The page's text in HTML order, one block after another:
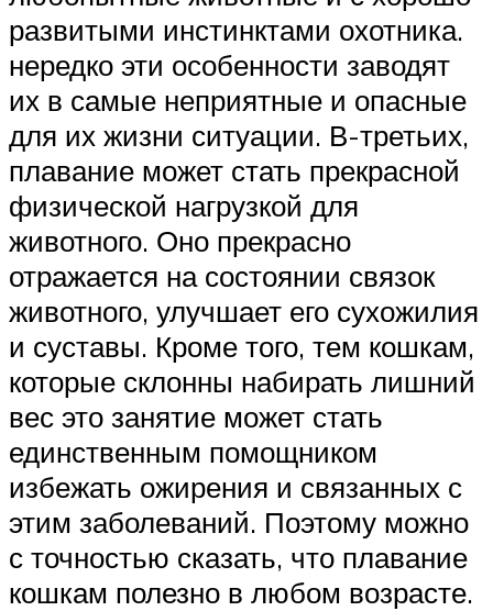
развитыми инстинктами охотника.
нередко эти особенности заводят
их в самые неприятные и опасные
для их жизни ситуации. В-третьих,
плавание может стать прекрасной
физической нагрузкой для
животного. Оно прекрасно
отражается на состоянии связок
животного, улучшает его сухожилия
и суставы. Кроме того, тем кошкам,
которые склонны набирать лишний
вес это занятие может стать
единственным помощником
избежать ожирения и связанных с
этим заболеваний. Поэтому можно
с точностью сказать, что плавание
кошкам полезно в любом возрасте.